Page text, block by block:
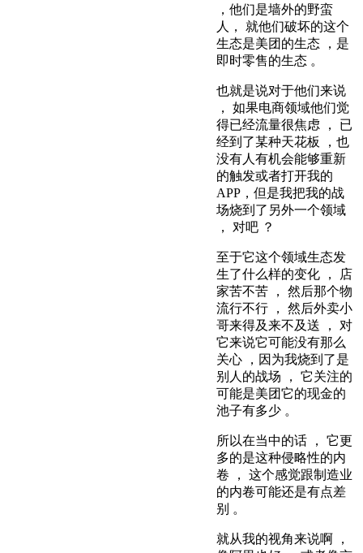
，他们是墙外的野蛮
人， 就他们破坏的这个
生态是美团的生态 ，是
即时零售的生态 。
也就是说对于他们来说
， 如果电商领域他们觉
得已经流量很焦虑 ， 已
经到了某种天花板 ，也
没有人有机会能够重新
的触发或者打开我的
APP，但是我把我的战
场烧到了另外一个领域
， 对吧 ？
至于它这个领域生态发
生了什么样的变化 ， 店
家苦不苦 ， 然后那个物
流行不行 ， 然后外卖小
哥来得及来不及送 ， 对
它来说它可能没有那么
关心 ，因为我烧到了是
别人的战场 ， 它关注的
可能是美团它的现金的
池子有多少 。
所以在当中的话 ， 它更
多的是这种侵略性的内
卷 ， 这个感觉跟制造业
的内卷可能还是有点差
别 。
就从我的视角来说啊 ，